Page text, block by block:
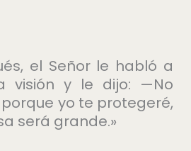
el Señor le habló a
visión y le dijo: —No
yo te protegeré,
será grande.»